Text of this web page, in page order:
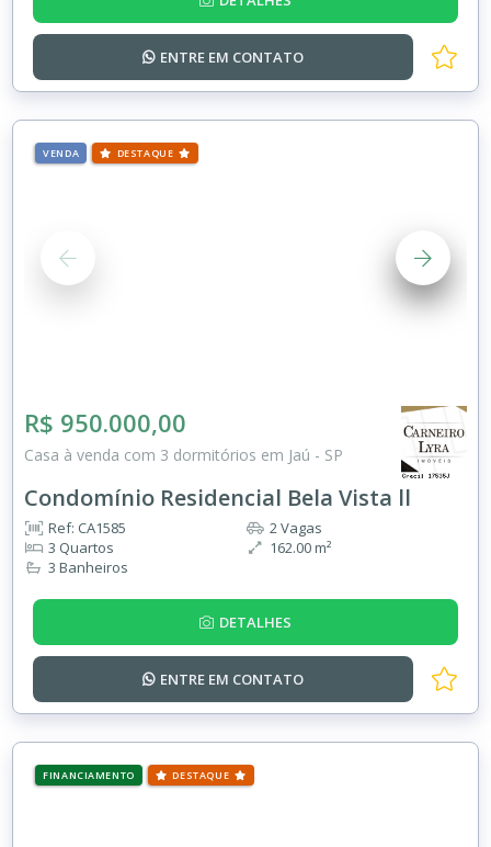
ENTRE EM CONTATO
VENDA DESTAQUE
R$ 950.000,00
Casa à venda com 3 dormitórios em Jaú - SP
Condomínio Residencial Bela Vista ll
Ref: CA1585
3 Quartos
3 Banheiros
2 Vagas
162.00 m²
DETALHES
ENTRE EM CONTATO
FINANCIAMENTO DESTAQUE